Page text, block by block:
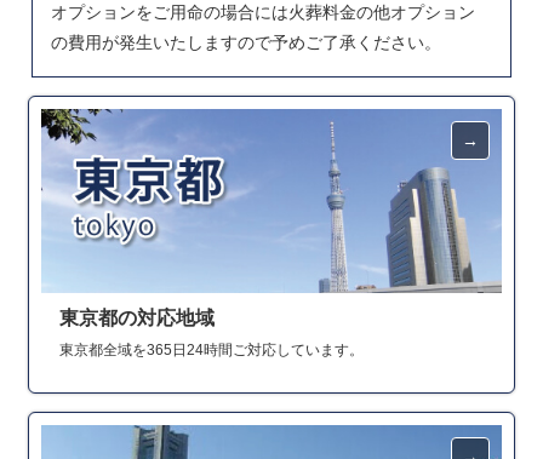
オプションをご用命の場合には火葬料金の他オプション
の費用が発生いたしますので予めご了承ください。
東京都の対応地域
東京都全域を365日24時間ご対応しています。